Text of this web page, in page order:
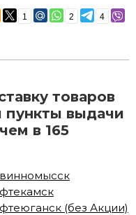
1 2 4
товаров
пункты выдачи
в 165
(без Акции)